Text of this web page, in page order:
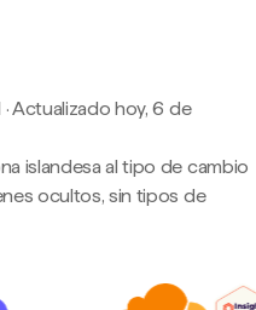
·Actualizado hoy, 6 de
islandesa al tipo de cambio
ocultos, sin tipos de